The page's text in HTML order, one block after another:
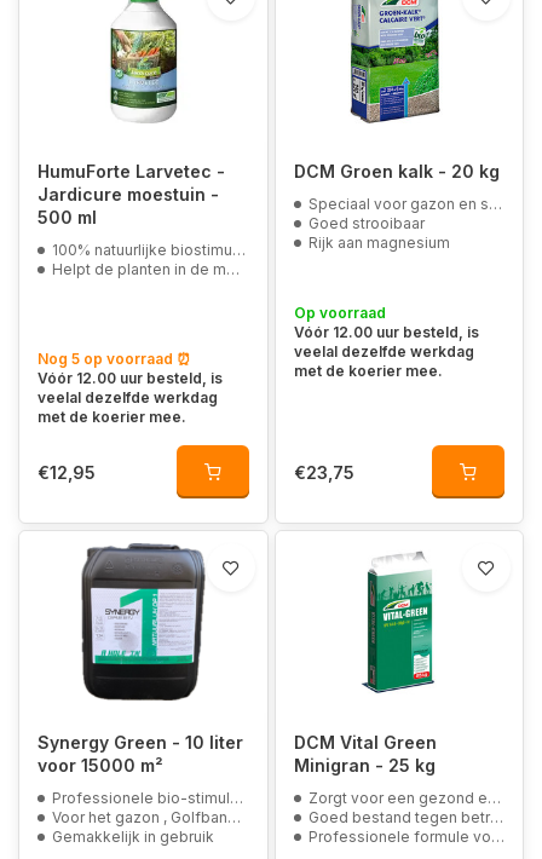
HumuForte Larvetec -
Jardicure moestuin -
500 ml
100% natuurlijke biostimulans en van plantaardig oorsprong
Helpt de planten in de moestuin weerbaarder en vitaler te maken
Nog 5 op voorraad ⏰
Vóór 12.00 uur besteld, is
veelal dezelfde werkdag
met de koerier mee.
€12,95
DCM Groen kalk - 20 kg
Speciaal voor gazon en siertuin
Goed strooibaar
Rijk aan magnesium
Op voorraad
Vóór 12.00 uur besteld, is
veelal dezelfde werkdag
met de koerier mee.
€23,75
Synergy Green - 10 liter
voor 15000 m²
Professionele bio-stimulans
Voor het gazon , Golfbanen en sportvelden
Gemakkelijk in gebruik
DCM Vital Green
Minigran - 25 kg
Zorgt voor een gezond en sterk gazon
Goed bestand tegen betreding en droogte
Professionele formule voor op sportvelden en openbaar groen